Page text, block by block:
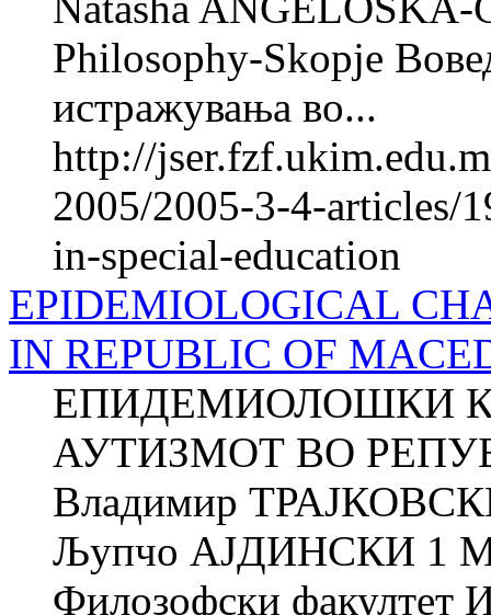
Philosophy-Skopje
истражувања во...
http://
2005/2005-3-4-articles/
in-special-education
EPIDEMIOLOGICAL
IN REPUBLIC OF
ЕПИДЕМИОЛОШКИ
АУТИЗМОТ ВО
Владимир
Љупчо АЈДИНСКИ 1
Филозофски факултет